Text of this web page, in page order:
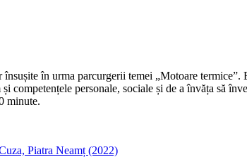
în urma parcurgerii temei „Motoare
competențele personale, sociale și de a învăța să
minute.
Piatra Neamț (2022)